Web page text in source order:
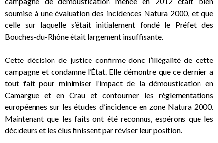
soumise à une évaluation des incidences Natura 2000, et que
celle sur laquelle s’était initialement fondé le Préfet des
Bouches-du-Rhône était largement insuffisante.
Cette décision de justice confirme donc l’illégalité de cette
campagne et condamne l’État. Elle démontre que ce dernier a
tout fait pour minimiser l’impact de la démoustication en
Camargue et en Crau et contourner les réglementations
européennes sur les études d’incidence en zone Natura 2000.
Maintenant que les faits ont été reconnus, espérons que les
décideurs et les élus finissent par réviser leur position.